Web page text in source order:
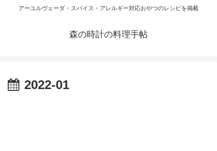
アーユルヴェーダ・スパイス・アレルギー対応おやつのレシピを掲載
森の時計の料理手帖
2022-01